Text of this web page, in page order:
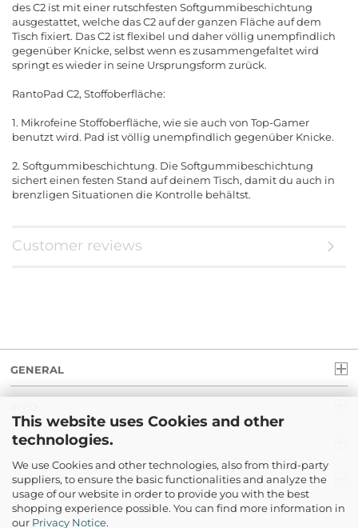
This website uses Cookies and other
technologies.
We use Cookies and other technologies, also from third-party
suppliers, to ensure the basic functionalities and analyze the
usage of our website in order to provide you with the best
shopping experience possible. You can find more information in
our Privacy Notice.
des C2 ist mit einer rutschfesten Softgummibeschichtung
ausgestattet, welche das C2 auf der ganzen Fläche auf dem
Tisch fixiert. Das C2 ist flexibel und daher völlig unempfindlich
gegenüber Knicke, selbst wenn es zusammengefaltet wird
springt es wieder in seine Ursprungsform zurück.
RantoPad C2, Stoffoberfläche:
1. Mikrofeine Stoffoberfläche, wie sie auch von Top-Gamer
benutzt wird. Pad ist völlig unempfindlich gegenüber Knicke.
2. Softgummibeschichtung. Die Softgummibeschichtung
sichert einen festen Stand auf deinem Tisch, damit du auch in
brenzligen Situationen die Kontrolle behältst.
Customer reviews
GENERAL
LEGAL
PAYMENT